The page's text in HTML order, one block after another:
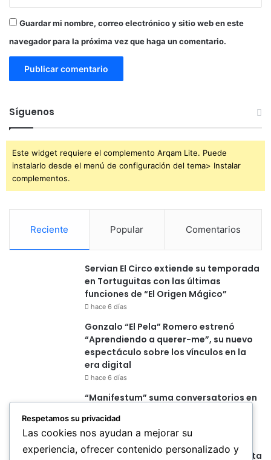
Guardar mi nombre, correo electrónico y sitio web en este
navegador para la próxima vez que haga un comentario.
Síguenos
Este widget requiere el complemento Arqam Lite. Puede
instalarlo desde el menú de configuración del tema> Instalar
complementos.
Reciente Popular Comentarios
Servian El Circo extiende su temporada
en Tortuguitas con las últimas
funciones de “El Origen Mágico”
hace 6 días
Gonzalo “El Pela” Romero estrenó
“Aprendiendo a querer-me”, su nuevo
espectáculo sobre los vínculos en la
era digital
hace 6 días
“Manifestum” suma conversatorios en
diálogo con el público
hace 6 días
Yas abre una nueva etapa con “Distinta
Respetamos su privacidad
Las cookies nos ayudan a mejorar su
experiencia, ofrecer contenido personalizado y